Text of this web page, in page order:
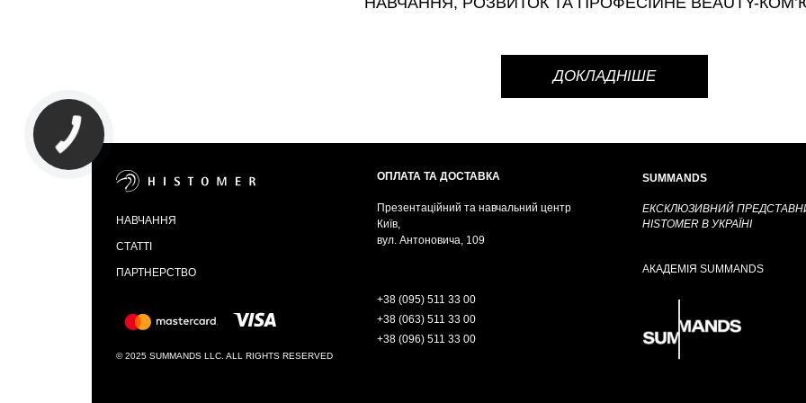
ДОКЛАДНІШЕ
НАВЧАННЯ
СТАТТІ
ПАРТНЕРСТВО
© 2025 SUMMANDS LLC. ALL RIGHTS RESERVED
ОПЛАТА ТА ДОСТАВКА
Презентаційний та навчальний центр
Київ,
вул. Антоновича, 109
+38 (095) 511 33 00
+38 (063) 511 33 00
+38 (096) 511 33 00
SUMMANDS
ЕКСКЛЮЗИВНИЙ
HISTOMER В УКРАЇНІ
АКАДЕМІЯ SUMMANDS